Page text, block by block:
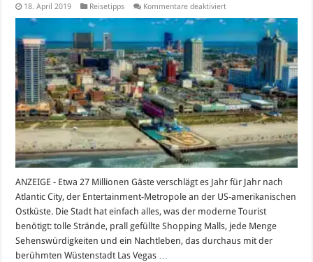
18. April 2019 Reisetipps Kommentare deaktiviertfür
City
–
Las
Vegas
mal
anders
ANZEIGE - Etwa 27 Millionen Gäste verschlägt es Jahr für Jahr nach
Atlantic City, der Entertainment-Metropole an der US-amerikanischen
Ostküste. Die Stadt hat einfach alles, was der moderne Tourist
benötigt: tolle Strände, prall gefüllte Shopping Malls, jede Menge
Sehenswürdigkeiten und ein Nachtleben, das durchaus mit der
berühmten Wüstenstadt Las Vegas …